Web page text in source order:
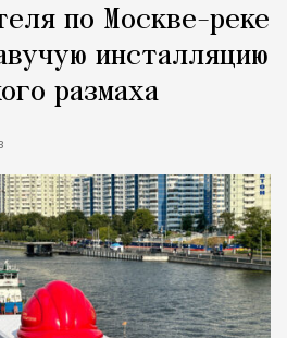
по Москве-реке
инсталляцию
размаха